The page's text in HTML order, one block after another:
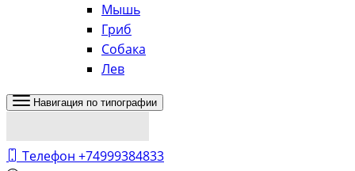
Мышь
Гриб
Собака
Лев
Навигация по типографии
Телефон +74999384833